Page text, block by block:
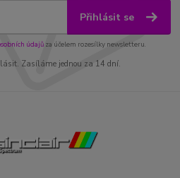
Přihlásit se
údajůza účelem rozesílky newsletteru.
Zasíláme jednou za 14 dní.